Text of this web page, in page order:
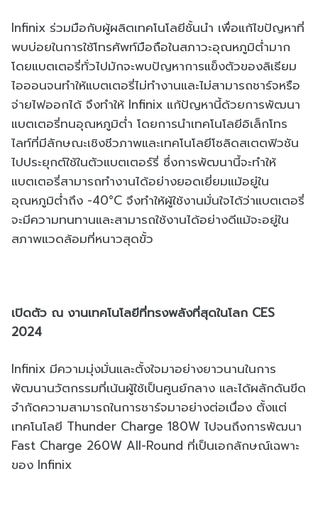
Infinix ร่วมมือกับผู้ผลิตเทคโนโลยีชั้นนำ เพื่อแก้ไขปัญหาที่
พบบ่อยในการใช้โทรศัพท์มือถือในสภาวะอุณหภูมิต่ำมาก
โดยแบตเตอรี่ทั่วไปมักจะพบปัญหาการแข็งตัวของลิเธียม
ไอออนจนทำให้แบตเตอรี่ไม่ทำงานและไม่สามารถชาร์จหรือ
จ่ายไฟออกได้ จึงทำให้ Infinix แก้ปัญหานี้ด้วยการพัฒนา
แบตเตอรี่ทนอุณหภูมิต่ำ โดยการนำเทคโนโลยีอิเล็กโทร
ไลท์ที่มีลักษณะเชิงชีวภาพและเทคโนโลยีโซลิดสเตตฟิวชัน
ไปประยุกต์ใช้ในตัวแบตเตอร์รี่ ซึ่งการพัฒนานี้จะทำให้
แบตเตอรี่สามารถทำงานได้อย่างยอดเยี่ยมแม้อยู่ใน
อุณหภูมิต่ำถึง -40°C จึงทำให้ผู้ใช้งานมั่นใจได้ว่าแบตเตอรี่
จะมีความทนทานและสามารถใช้งานได้อย่างดีแม้จะอยู่ใน
สภาพแวดล้อมที่หนาวสุดขั้ว
เปิดตัว ณ งานเทคโนโลยีที่ทรงพลังที่สุดในโลก CES
2024
Infinix มีความมุ่งมั่นและตั้งใจมาอย่างยาวนานในการ
พัฒนานวัตกรรมที่เน้นผู้ใช้เป็นศูนย์กลาง และได้ผลักดันขีด
จำกัดความสามารถในการชาร์จมาอย่างต่อเนื่อง ตั้งแต่
เทคโนโลยี Thunder Charge 180W ไปจนถึงการพัฒนา
Fast Charge 260W All-Round ที่เป็นเอกลักษณ์เฉพาะ
ของ Infinix